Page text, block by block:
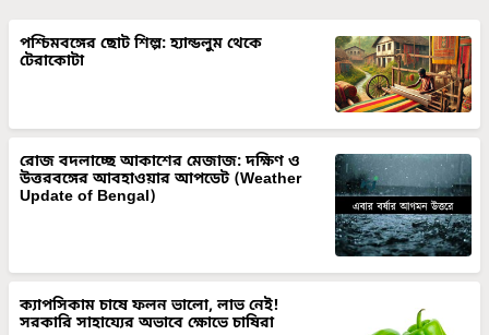
পশ্চিমবঙ্গের ছোট শিল্প: হ্যান্ডলুম থেকে
টেরাকোটা
রোজ বদলাচ্ছে আকাশের মেজাজ: দক্ষিণ ও
উত্তরবঙ্গের আবহাওয়ার আপডেট (Weather
Update of Bengal)
ক্যাপসিকাম চাষে ফলন ভালো, লাভ নেই!
সরকারি সাহায্যের অভাবে ক্ষোভে চাষিরা